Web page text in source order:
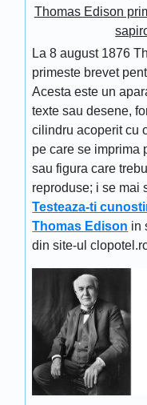
Thomas Edison
La 8 august 1876
primeste brevet
Acesta este un
texte sau desene,
cilindru acoperit cu
pe care se imprima
sau figura care
reproduse; i se mai
Testeaza-ti
Thomas Edison in
din site-ul